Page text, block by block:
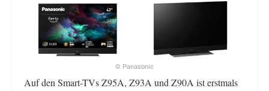
© Panasonic
Auf den Smart-TVs Z95A, Z93A und Z90A ist erstmals